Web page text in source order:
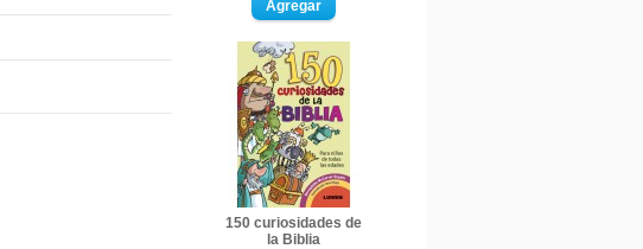
150 curiosidades de
la Biblia